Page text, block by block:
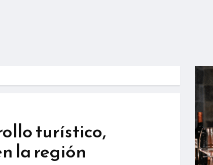
turístico,
la región